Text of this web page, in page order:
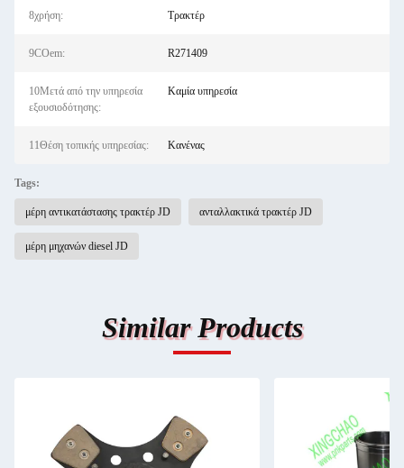
8χρήση: Τρακτέρ
9COem: R271409
10Μετά από την υπηρεσία
εξουσιοδότησης:
Καμία υπηρεσία
11Θέση τοπικής υπηρεσίας: Κανένας
Tags:
μέρη αντικατάστασης τρακτέρ JD ανταλλακτικά τρακτέρ JD
μέρη μηχανών diesel JD
Similar Products